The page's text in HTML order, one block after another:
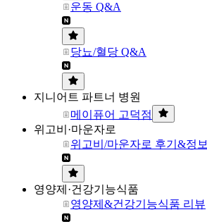
운동 Q&A
당뇨/혈당 Q&A
지니어트 파트너 병원
메이퓨어 고덕점
위고비·마운자로
위고비/마운자로 후기&정보
영양제·건강기능식품
영양제&건강기능식품 리뷰